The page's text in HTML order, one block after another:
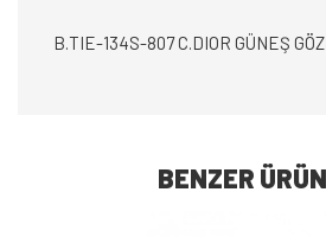
B.TIE-134S-807 C.DIOR GÜNEŞ
BENZER